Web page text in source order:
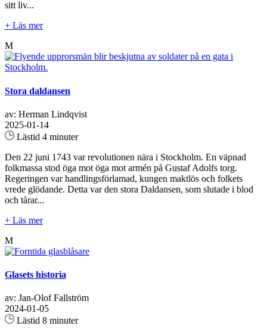
sitt liv...
+ Läs mer
M
Stora daldansen
av: Herman Lindqvist
2025-01-14
Lästid 4 minuter
Den 22 juni 1743 var revolutionen nära i Stockholm. En väpnad
folkmassa stod öga mot öga mot armén på Gustaf Adolfs torg.
Regeringen var handlingsförlamad, kungen maktlös och folkets
vrede glödande. Detta var den stora Daldansen, som slutade i blod
och tårar...
+ Läs mer
M
Glasets historia
av: Jan-Olof Fallström
2024-01-05
Lästid 8 minuter